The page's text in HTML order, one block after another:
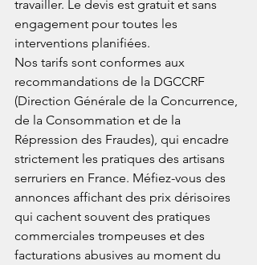
travailler. Le devis est gratuit et sans
engagement pour toutes les
interventions planifiées.
Nos tarifs sont conformes aux
recommandations de la DGCCRF
(Direction Générale de la Concurrence,
de la Consommation et de la
Répression des Fraudes), qui encadre
strictement les pratiques des artisans
serruriers en France. Méfiez-vous des
annonces affichant des prix dérisoires
qui cachent souvent des pratiques
commerciales trompeuses et des
facturations abusives au moment du